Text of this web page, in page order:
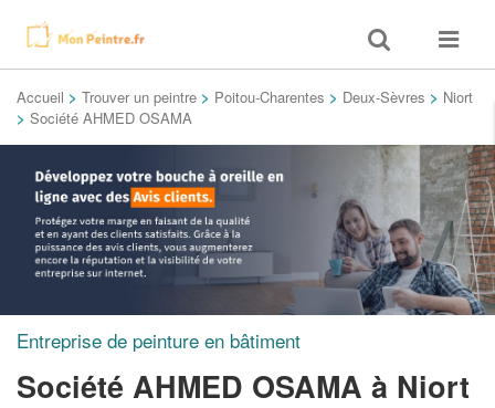
Toggle
search
Toggle
Accueil > Trouver un peintre > Poitou-Charentes > Deux-Sèvres > Niort
> Société AHMED OSAMA
Entreprise de peinture en bâtiment
Société AHMED OSAMA à Niort